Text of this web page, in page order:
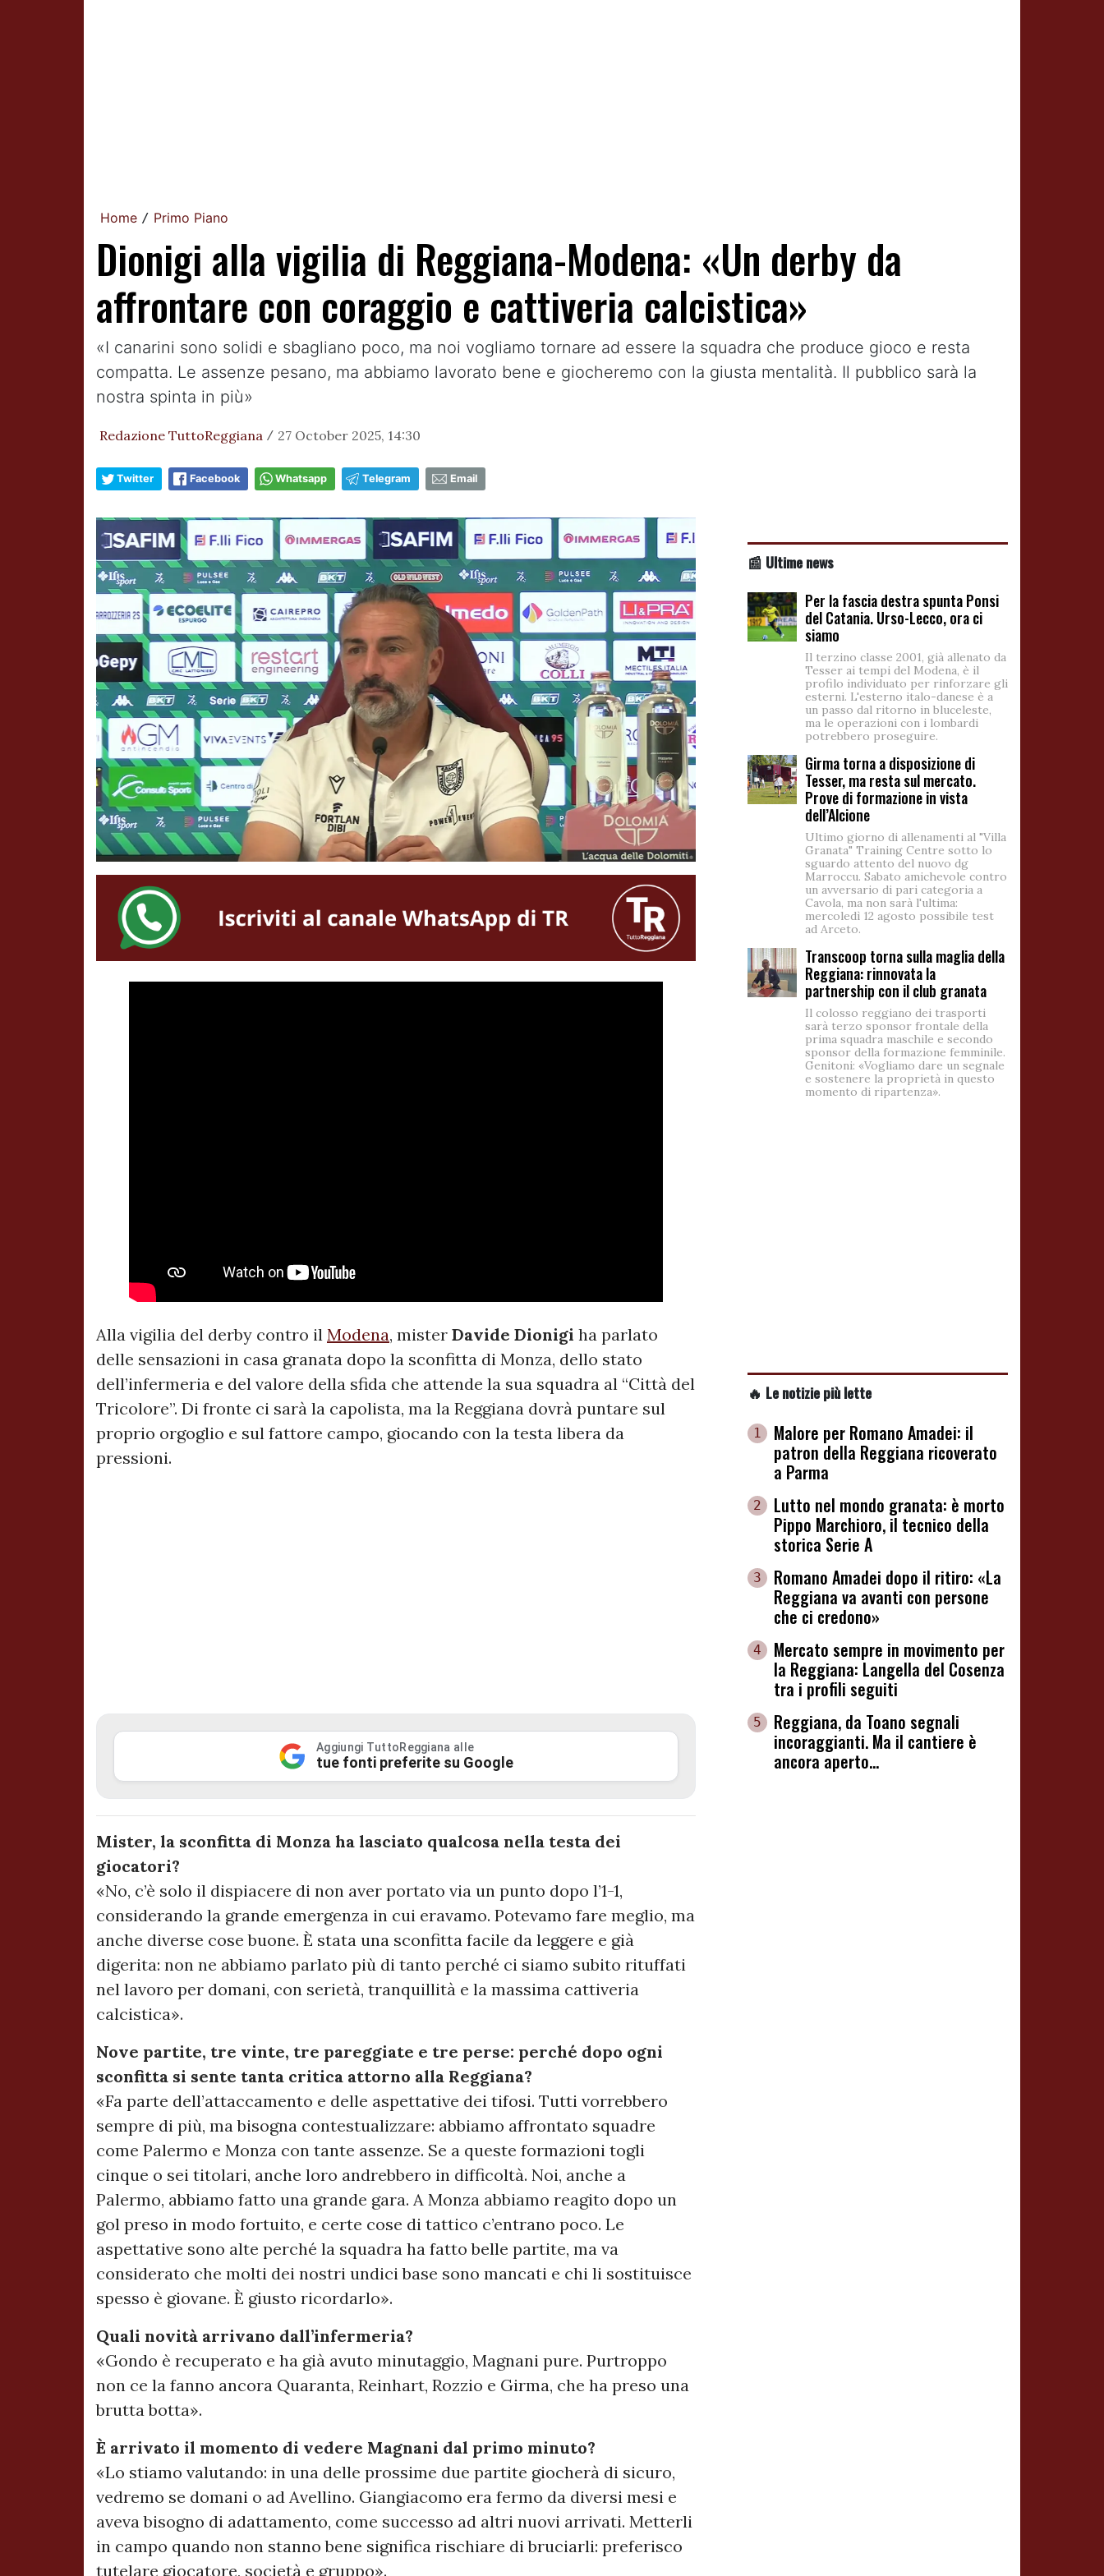
Home / Primo Piano
Dionigi alla vigilia di Reggiana-Modena: «Un derby da
affrontare con coraggio e cattiveria calcistica»
«I canarini sono solidi e sbagliano poco, ma noi vogliamo tornare ad essere la squadra che produce gioco e resta
compatta. Le assenze pesano, ma abbiamo lavorato bene e giocheremo con la giusta mentalità. Il pubblico sarà la
nostra spinta in più»
Redazione TuttoReggiana / 27 October 2025, 14:30
Twitter Facebook Whatsapp Telegram Email
Alla vigilia del derby contro il Modena, mister Davide Dionigi ha parlato
delle sensazioni in casa granata dopo la sconfitta di Monza, dello stato
dell’infermeria e del valore della sfida che attende la sua squadra al “Città del
Tricolore”. Di fronte ci sarà la capolista, ma la Reggiana dovrà puntare sul
proprio orgoglio e sul fattore campo, giocando con la testa libera da
pressioni.
Aggiungi TuttoReggiana alle
tue fonti preferite su Google
Mister, la sconfitta di Monza ha lasciato qualcosa nella testa dei
giocatori?
«No, c’è solo il dispiacere di non aver portato via un punto dopo l’1-1,
considerando la grande emergenza in cui eravamo. Potevamo fare meglio, ma
anche diverse cose buone. È stata una sconfitta facile da leggere e già
digerita: non ne abbiamo parlato più di tanto perché ci siamo subito rituffati
nel lavoro per domani, con serietà, tranquillità e la massima cattiveria
calcistica».
Nove partite, tre vinte, tre pareggiate e tre perse: perché dopo ogni
sconfitta si sente tanta critica attorno alla Reggiana?
«Fa parte dell’attaccamento e delle aspettative dei tifosi. Tutti vorrebbero
sempre di più, ma bisogna contestualizzare: abbiamo affrontato squadre
come Palermo e Monza con tante assenze. Se a queste formazioni togli
cinque o sei titolari, anche loro andrebbero in difficoltà. Noi, anche a
Palermo, abbiamo fatto una grande gara. A Monza abbiamo reagito dopo un
gol preso in modo fortuito, e certe cose di tattico c’entrano poco. Le
aspettative sono alte perché la squadra ha fatto belle partite, ma va
considerato che molti dei nostri undici base sono mancati e chi li sostituisce
spesso è giovane. È giusto ricordarlo».
Quali novità arrivano dall’infermeria?
«Gondo è recuperato e ha già avuto minutaggio, Magnani pure. Purtroppo
non ce la fanno ancora Quaranta, Reinhart, Rozzio e Girma, che ha preso una
brutta botta».
È arrivato il momento di vedere Magnani dal primo minuto?
«Lo stiamo valutando: in una delle prossime due partite giocherà di sicuro,
vedremo se domani o ad Avellino. Giangiacomo era fermo da diversi mesi e
aveva bisogno di adattamento, come successo ad altri nuovi arrivati. Metterli
in campo quando non stanno bene significa rischiare di bruciarli: preferisco
tutelare giocatore, società e gruppo».
📰 Ultime news
Per la fascia destra spunta Ponsi
del Catania. Urso-Lecco, ora ci
siamo
Il terzino classe 2001, già allenato da
Tesser ai tempi del Modena, è il
profilo individuato per rinforzare gli
esterni. L'esterno italo-danese è a
un passo dal ritorno in bluceleste,
ma le operazioni con i lombardi
potrebbero proseguire.
Girma torna a disposizione di
Tesser, ma resta sul mercato.
Prove di formazione in vista
dell’Alcione
Ultimo giorno di allenamenti al "Villa
Granata" Training Centre sotto lo
sguardo attento del nuovo dg
Marroccu. Sabato amichevole contro
un avversario di pari categoria a
Cavola, ma non sarà l'ultima:
mercoledì 12 agosto possibile test
ad Arceto.
Transcoop torna sulla maglia della
Reggiana: rinnovata la
partnership con il club granata
Il colosso reggiano dei trasporti
sarà terzo sponsor frontale della
prima squadra maschile e secondo
sponsor della formazione femminile.
Genitoni: «Vogliamo dare un segnale
e sostenere la proprietà in questo
momento di ripartenza».
🔥 Le notizie più lette
1
Malore per Romano Amadei: il
patron della Reggiana ricoverato
a Parma
2
Lutto nel mondo granata: è morto
Pippo Marchioro, il tecnico della
storica Serie A
3
Romano Amadei dopo il ritiro: «La
Reggiana va avanti con persone
che ci credono»
4
Mercato sempre in movimento per
la Reggiana: Langella del Cosenza
tra i profili seguiti
5
Reggiana, da Toano segnali
incoraggianti. Ma il cantiere è
ancora aperto...